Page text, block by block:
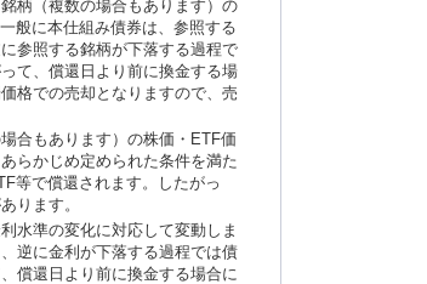
柄（複数の場合もあります）の
般に本仕組み債券は、参照する
参照する銘柄が下落する過程で
て、償還日より前に換金する場
格での売却となりますので、売
合もあります）の株価・ETF価
らかじめ定められた条件を満た
等で償還されます。したがっ
ります。
水準の変化に対応して変動しま
逆に金利が下落する過程では債
償還日より前に換金する場合に